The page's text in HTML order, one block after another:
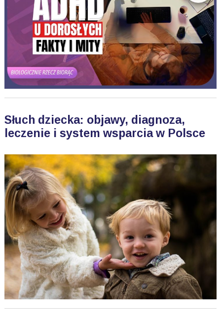
Słuch dziecka: objawy, diagnoza,
leczenie i system wsparcia w Polsce